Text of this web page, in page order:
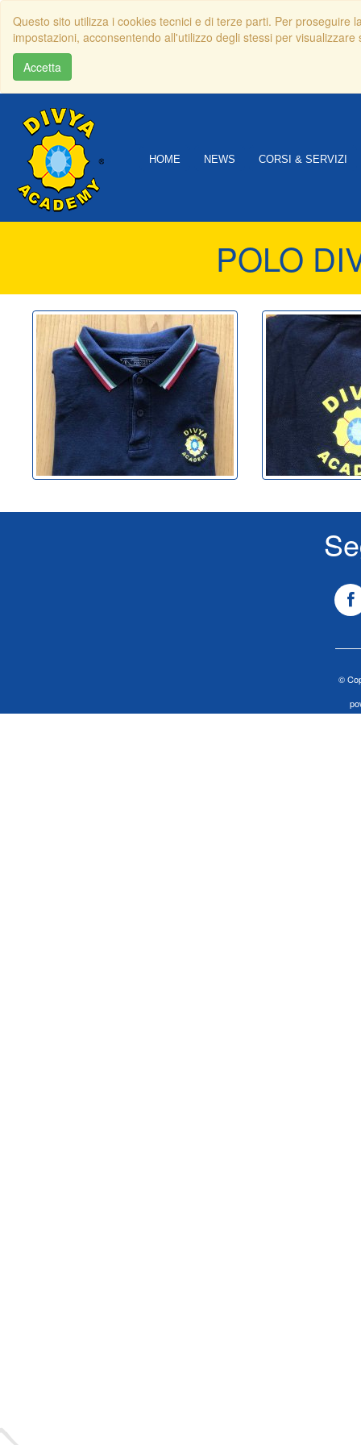
Questo sito utilizza i cookies tecnici e di terze parti. Per
impostazioni, acconsentendo all'utilizzo degli stessi per visualizzare
Accetta
HOME NEWS CORSI & SERVIZI
POLO
©